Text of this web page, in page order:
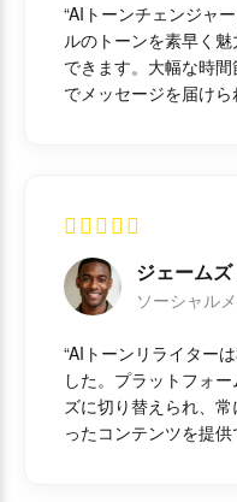
“AIトーンチェンジャ
ルのトーンを素早く
できます。大幅な時
でメッセージを届けら
ジェーム
ソーシャル
“AIトーンリライター
した。プラットフォ
ズに切り替えられ、
ったコンテンツを提供